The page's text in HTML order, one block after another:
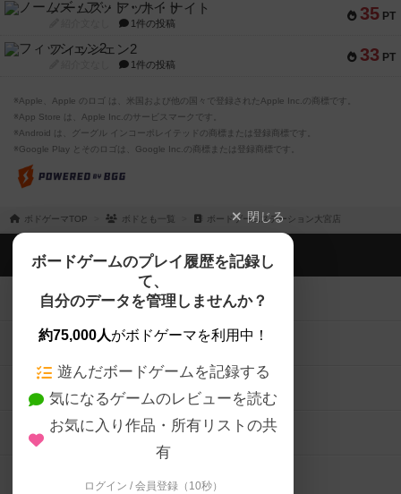
35 PT
ノームズ・アット・ナイト
1件の投稿
33 PT
フィッシェン2
1件の投稿
※Apple、Apple のロゴ は、米国および他の国々で登録されたApple Inc.の商標です。
※App Store は、Apple Inc.のサービスマークです。
※Android は、グーグル インコーポレイテッドの商標または登録商標です。
※Google Play とそのロゴは、Google Inc.の商標または登録商標です。
ボドゲーマTOP ボドとも一覧 ボードゲームステーション大宮店
閉じる
ボードゲームのプレイ履歴を記録し
て、
自分のデータを管理しませんか？
約75,000人がボドゲーマを利用中！
遊んだボードゲームを記録する
気になるゲームのレビューを読む
お気に入り作品・所有リストの共
有
ログイン / 会員登録（10秒）
ボドゲーマTOP
ボードゲームを検索する
ボードゲームの新着レビュー
ボードゲーム会情報
メカニクス特集
掲示板・トピックス